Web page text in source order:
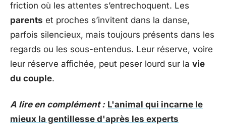
friction où les attentes s’entrechoquent. Les
parents et proches s’invitent dans la danse,
parfois silencieux, mais toujours présents dans les
regards ou les sous-entendus. Leur réserve, voire
leur réserve affichée, peut peser lourd sur la vie
du couple.
A lire en complément : L'animal qui incarne le
mieux la gentillesse d'après les experts